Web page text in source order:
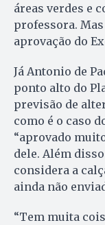
áreas verdes e
professora.
aprovação do
Já Antonio de
ponto alto do
previsão de
como é o caso
“aprovado
dele. Além
considera a
ainda não
“Tem muita